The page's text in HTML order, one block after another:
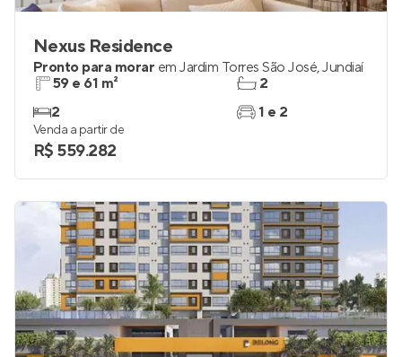
Nexus Residence
Pronto para morar em Jardim Torres São José,Jundiaí
59 e 61 m²
2
2
1 e 2
Venda a partir de
R$ 559.282